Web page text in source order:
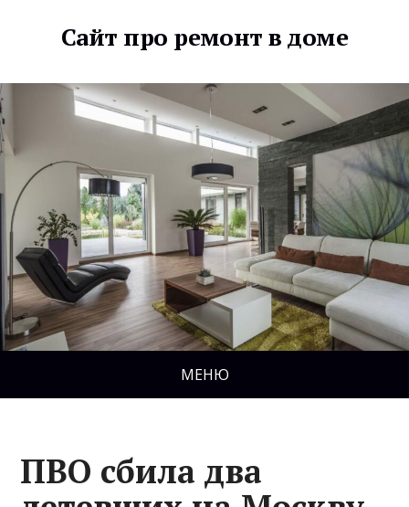
Сайт про ремонт в доме
МЕНЮ
ПВО сбила два